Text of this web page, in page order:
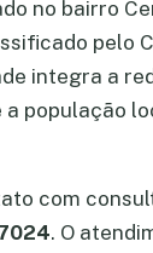
no bairro
pelo
integra a
população
com
. O